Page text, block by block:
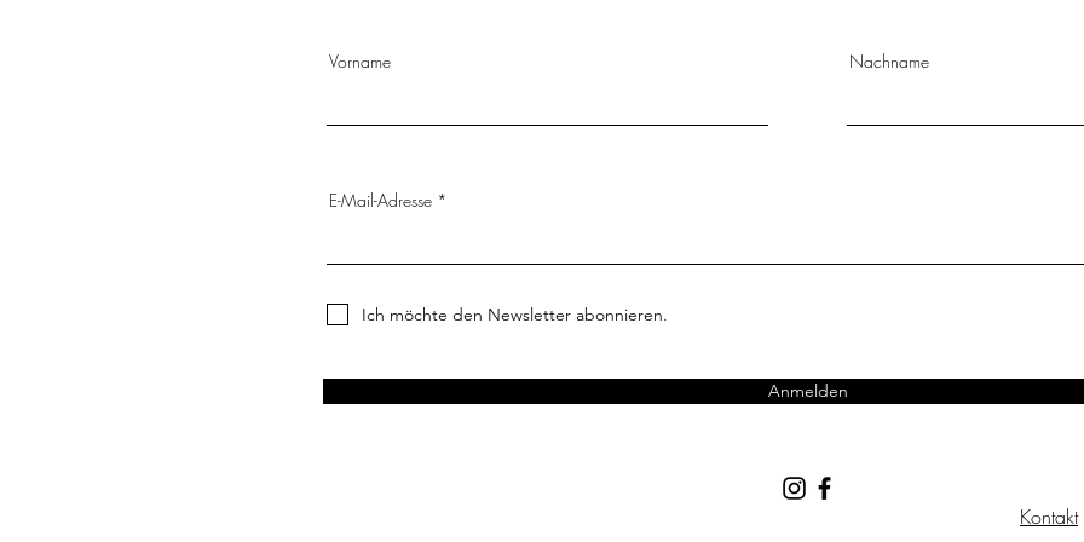
Vorname Nachname
E-Mail-Adresse
Ich möchte den Newsletter abonnieren.
Anmelden
Kontakt